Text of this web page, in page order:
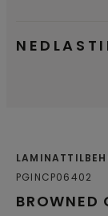
BROWNED
PGINCP06402